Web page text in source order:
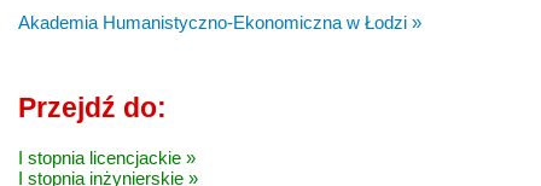
Akademia Humanistyczno-Ekonomiczna w Łodzi »
Przejdź do:
I stopnia licencjackie »
I stopnia inżynierskie »